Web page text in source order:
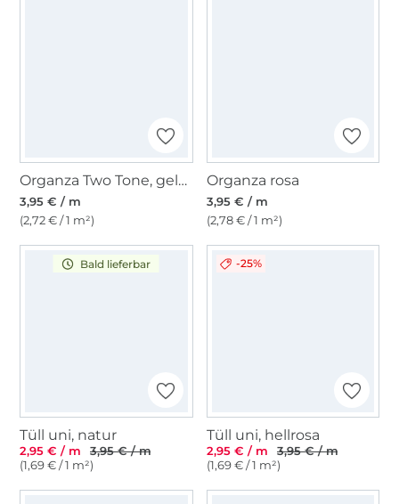
Organza Two Tone, gelb-royalblau
3,95 € / m
(2,72 € / 1 m²)
Organza rosa
3,95 € / m
(2,78 € / 1 m²)
Bald lieferbar
Tüll uni, natur
2,95 € / m
3,95 € / m
(1,69 € / 1 m²)
-25%
Tüll uni, hellrosa
2,95 € / m
3,95 € / m
(1,69 € / 1 m²)